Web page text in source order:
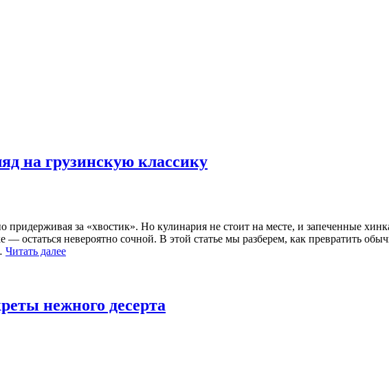
на грузинскую классику
за «хвостик». Но кулинария не стоит на месте, и запеченные
— остаться невероятно сочной. В этой статье мы разберем, как превратить
Читать далее
нежного десерта